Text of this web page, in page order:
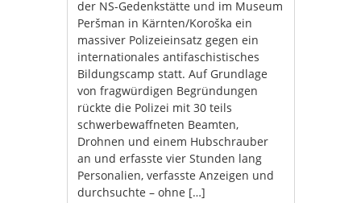
der NS-Gedenkstätte und im Museum
Peršman in Kärnten/Koroška ein
massiver Polizeieinsatz gegen ein
internationales antifaschistisches
Bildungscamp statt. Auf Grundlage
von fragwürdigen Begründungen
rückte die Polizei mit 30 teils
schwerbewaffneten Beamten,
Drohnen und einem Hubschrauber
an und erfasste vier Stunden lang
Personalien, verfasste Anzeigen und
durchsuchte – ohne […]